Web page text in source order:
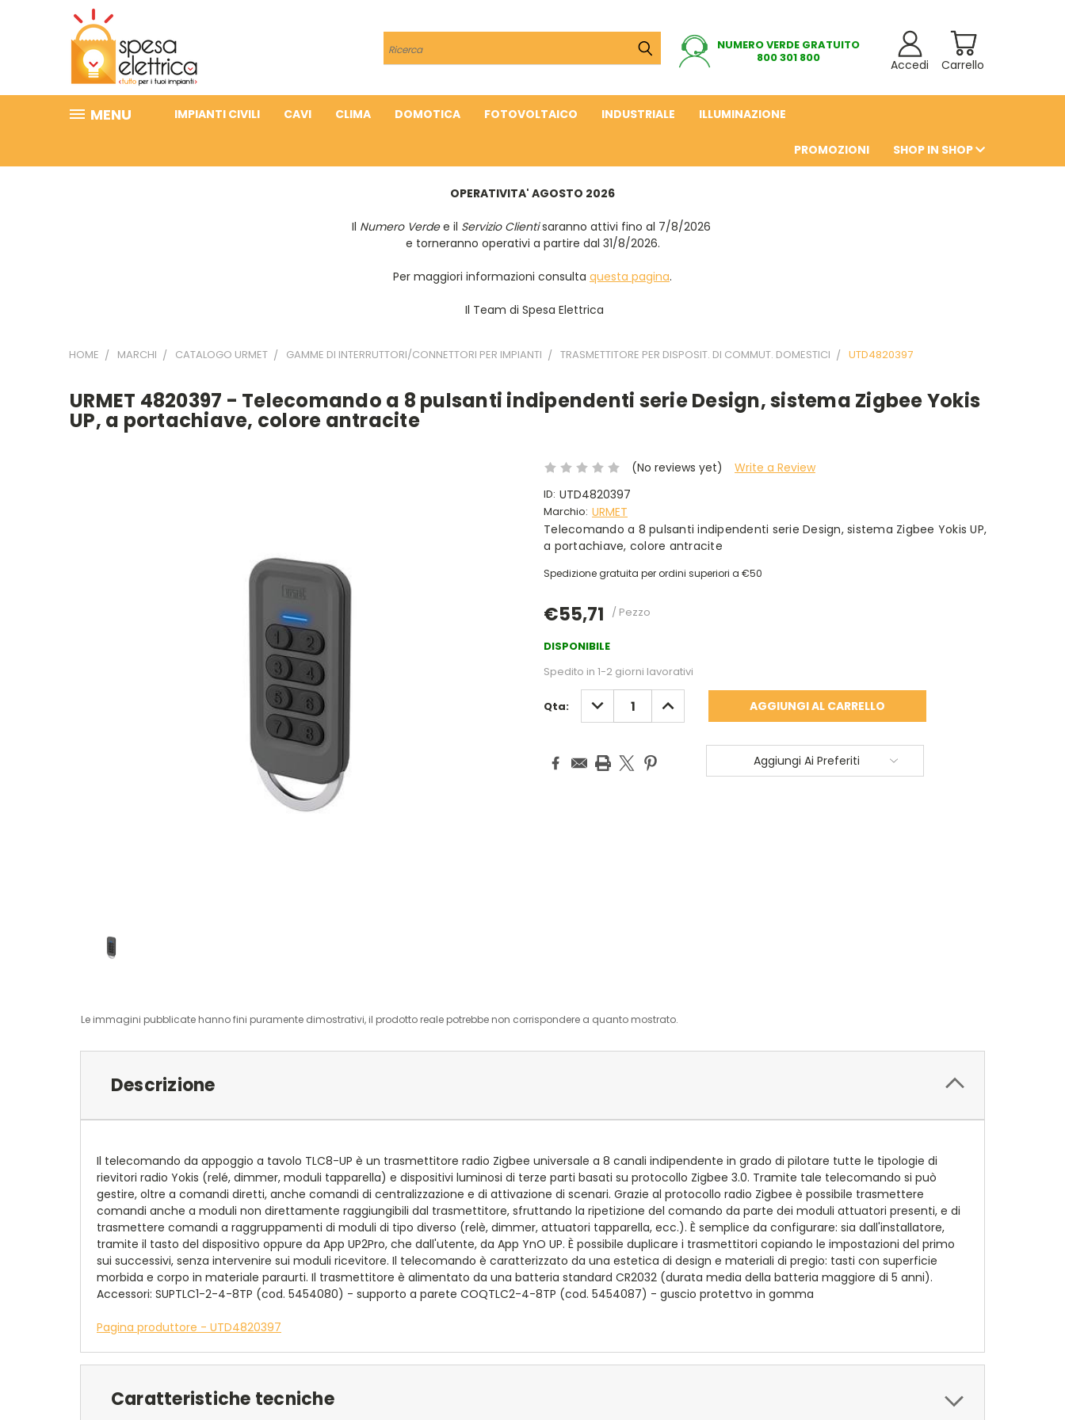
Cerca
NUMERO VERDE GRATUITO
800 301 800
Carrello
Accedi
MENU IMPIANTI CIVILI CAVI CLIMA DOMOTICA FOTOVOLTAICO INDUSTRIALE ILLUMINAZIONE
PROMOZIONI SHOP IN SHOP
OPERATIVITA' AGOSTO 2026
Il Numero Verdee il Servizio Clientisaranno attivi fino al 7/8/2026
e torneranno operativi a partire dal 31/8/2026.
Per maggiori informazioni consulta questa pagina.
Il Team di Spesa Elettrica
HOME MARCHI CATALOGO URMET GAMME DI INTERRUTTORI/CONNETTORI PER IMPIANTI TRASMETTITORE PER DISPOSIT. DI COMMUT. DOMESTICI UTD4820397
URMET 4820397 - Telecomando a 8 pulsanti indipendenti serie Design, sistema Zigbee Yokis
UP, a portachiave, colore antracite
(No reviews yet) Write a Review
ID: UTD4820397
Marchio: URMET
Telecomando a 8 pulsanti indipendenti serie Design, sistema Zigbee Yokis UP,
a portachiave, colore antracite
Spedizione gratuita per ordini superiori a €50
€55,71 / Pezzo
DISPONIBILE
Spedito in 1-2 giorni lavorativi
Qta: DIMINUISCI
QUANTITÀ:
AUMENTA
QUANTITÀ:
Aggiungi Ai Preferiti
Le immagini pubblicate hanno fini puramente dimostrativi, il prodotto reale potrebbe non corrispondere a quanto mostrato.
Descrizione
Il telecomando da appoggio a tavolo TLC8-UP è un trasmettitore radio Zigbee universale a 8 canali indipendente in grado di pilotare tutte le tipologie di
rievitori radio Yokis (relé, dimmer, moduli tapparella) e dispositivi luminosi di terze parti basati su protocollo Zigbee 3.0. Tramite tale telecomando si può
gestire, oltre a comandi diretti, anche comandi di centralizzazione e di attivazione di scenari. Grazie al protocollo radio Zigbee è possibile trasmettere
comandi anche a moduli non direttamente raggiungibili dal trasmettitore, sfruttando la ripetizione del comando da parte dei moduli attuatori presenti, e di
trasmettere comandi a raggruppamenti di moduli di tipo diverso (relè, dimmer, attuatori tapparella, ecc.). È semplice da configurare: sia dall'installatore,
tramite il tasto del dispositivo oppure da App UP2Pro, che dall'utente, da App YnO UP. È possibile duplicare i trasmettitori copiando le impostazioni del primo
sui successivi, senza intervenire sui moduli ricevitore. Il telecomando è caratterizzato da una estetica di design e materiali di pregio: tasti con superficie
morbida e corpo in materiale paraurti. Il trasmettitore è alimentato da una batteria standard CR2032 (durata media della batteria maggiore di 5 anni).
Accessori: SUPTLC1-2-4-8TP (cod. 5454080) - supporto a parete COQTLC2-4-8TP (cod. 5454087) - guscio protettvo in gomma
Pagina produttore - UTD4820397
Caratteristiche tecniche